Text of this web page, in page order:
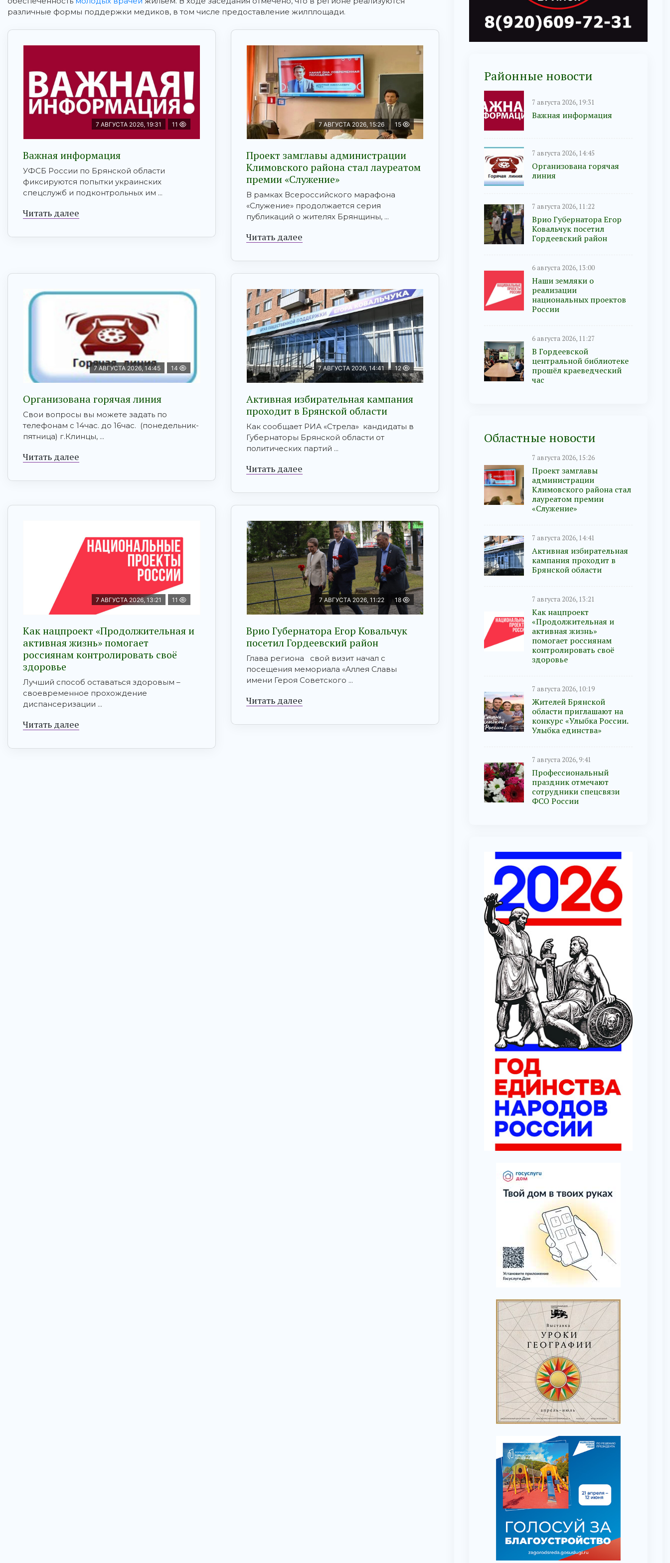
различные формы поддержки медиков, в том числе предоставление жилплощади.
7 АВГУСТА 2026, 19:31 11
Важная информация
УФСБ России по Брянской области
фиксируются попытки украинских
спецслужб и подконтрольных им ...
Читать далее
7 АВГУСТА 2026, 15:26 15
Проект замглавы администрации
Климовского района стал лауреатом
премии «Служение»
В рамках Всероссийского марафона
«Служение» продолжается серия
публикаций о жителях Брянщины, ...
Читать далее
7 АВГУСТА 2026, 14:45 14
Организована горячая линия
Свои вопросы вы можете задать по
телефонам с 14час. до 16час. (понедельник-
пятница) г.Клинцы, ...
Читать далее
7 АВГУСТА 2026, 14:41 12
Активная избирательная кампания
проходит в Брянской области
Как сообщает РИА «Стрела» кандидаты в
Губернаторы Брянской области от
политических партий ...
Читать далее
7 АВГУСТА 2026, 13:21 11
Как нацпроект «Продолжительная и
активная жизнь» помогает
россиянам контролировать своё
здоровье
Лучший способ оставаться здоровым –
своевременное прохождение
диспансеризации ...
Читать далее
7 АВГУСТА 2026, 11:22 18
Врио Губернатора Егор Ковальчук
посетил Гордеевский район
Глава региона свой визит начал с
посещения мемориала «Аллея Славы
имени Героя Советского ...
Читать далее
Районные новости
7 августа 2026, 19:31
Важная информация
7 августа 2026, 14:45
Организована горячая
линия
7 августа 2026, 11:22
Врио Губернатора Егор
Ковальчук посетил
Гордеевский район
6 августа 2026, 13:00
Наши земляки о
реализации
национальных проектов
России
6 августа 2026, 11:27
В Гордеевской
центральной библиотеке
прошёл краеведческий
час
Областные новости
7 августа 2026, 15:26
Проект замглавы
администрации
Климовского района стал
лауреатом премии
«Служение»
7 августа 2026, 14:41
Активная избирательная
кампания проходит в
Брянской области
7 августа 2026, 13:21
Как нацпроект
«Продолжительная и
активная жизнь»
помогает россиянам
контролировать своё
здоровье
7 августа 2026, 10:19
Жителей Брянской
области приглашают на
конкурс «Улыбка России.
Улыбка единства»
7 августа 2026, 9:41
Профессиональный
праздник отмечают
сотрудники спецсвязи
ФСО России